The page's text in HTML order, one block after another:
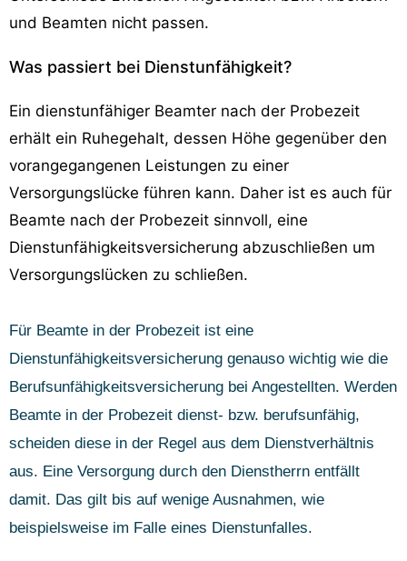
und Beamten nicht passen.
Was passiert bei Dienstunfähigkeit?
Ein dienstunfähiger Beamter nach der Probezeit
erhält ein Ruhegehalt, dessen Höhe gegenüber den
vorangegangenen Leistungen zu einer
Versorgungslücke führen kann. Daher ist es auch für
Beamte nach der Probezeit sinnvoll, eine
Dienstunfähigkeitsversicherung abzuschließen um
Versorgungslücken zu schließen.
Für Beamte in der Probezeit ist eine
Dienstunfähigkeitsversicherung genauso wichtig wie die
Berufsunfähigkeitsversicherung bei Angestellten. Werden
Beamte in der Probezeit dienst- bzw. berufsunfähig,
scheiden diese in der Regel aus dem Dienstverhältnis
aus. Eine Versorgung durch den Dienstherrn entfällt
damit. Das gilt bis auf wenige Ausnahmen, wie
beispielsweise im Falle eines Dienstunfalles.